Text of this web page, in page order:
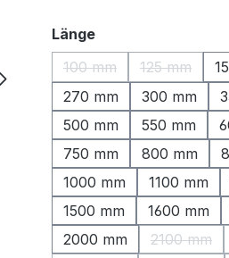
Längeauswählen
100 mm
(Diese Option ist
125 mm
(Diese
270 mm
300 mm
500 mm
550 mm
750 mm
800 mm
1000 mm
1100 mm
1500 mm
1600 mm
2000 mm
2100 mm
(Diese